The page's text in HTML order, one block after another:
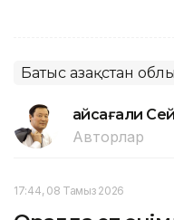
Батыс Қазақстан
Ғайсағали
Авторлар
17:44, 08 Тамыз 2026